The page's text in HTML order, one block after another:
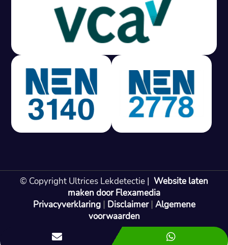
M
Gratis offerte in 24 uur
Geen lekkage? Geen betaling.
Vast tarief van € 395,- exc btw.
Rapport binnen 3 werkdagen.
100% RIsicovrij.
Vaak vergoed door verzekeraar.
Gratis offerte in 24 uur
Bel: 085 080 55 42
© Copyright Ultrices Lekdetectie | Website laten
maken door Flexamedia
Privacyverklaring| Disclaimer| Algemene
voorwaarden
 